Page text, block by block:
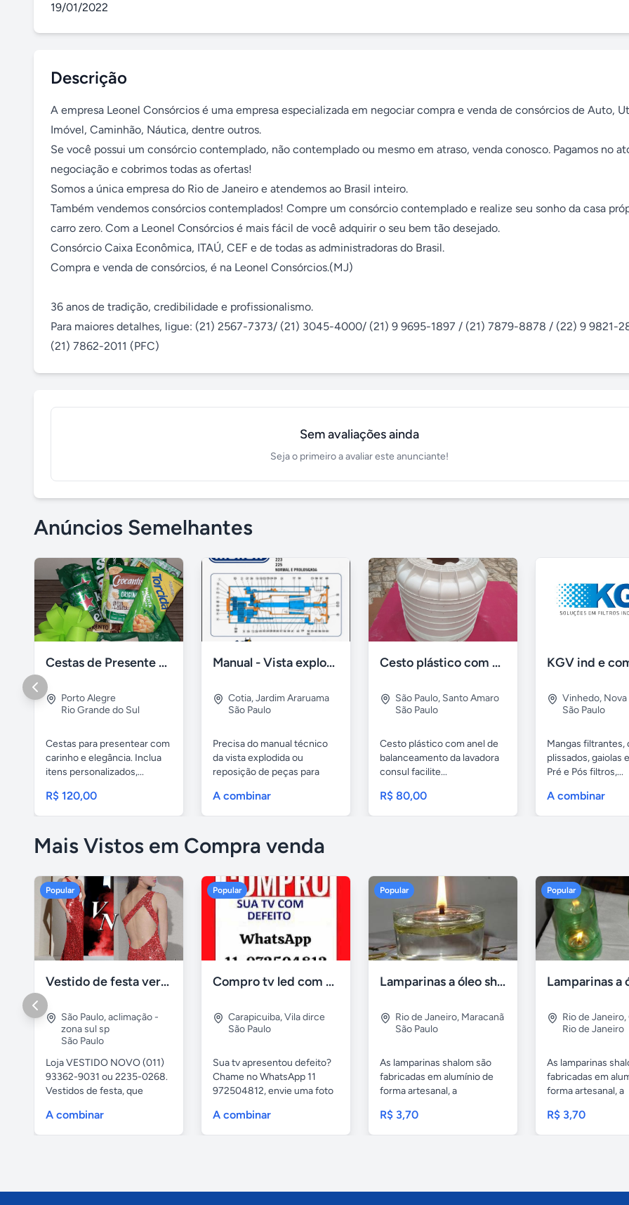
19/01/2022
Descrição
A empresa Leonel Consórcios é uma empresa especializada em negociar compra e venda de consórcios de Auto,
Imóvel, Caminhão, Náutica, dentre outros.
Se você possui um consórcio contemplado, não contemplado ou mesmo em atraso, venda conosco. Pagamos no
negociação e cobrimos todas as ofertas!
Somos a única empresa do Rio de Janeiro e atendemos ao Brasil inteiro.
Também vendemos consórcios contemplados! Compre um consórcio contemplado e realize seu sonho da casa
carro zero. Com a Leonel Consórcios é mais fácil de você adquirir o seu bem tão desejado.
Consórcio Caixa Econômica, ITAÚ, CEF e de todas as administradoras do Brasil.
Compra e venda de consórcios, é na Leonel Consórcios.(MJ)
36 anos de tradição, credibilidade e profissionalismo.
Para maiores detalhes, ligue: (21) 2567-7373/ (21) 3045-4000/ (21) 9 9695-1897 / (21) 7879-8878 / (22) 9 9821-
(21) 7862-2011 (PFC)
Sem avaliações ainda
Seja o primeiro a avaliar este anunciante!
Anúncios Semelhantes
Cestas de Presente para o Dia dos Pais
Porto Alegre
Rio Grande do Sul
Cestas para presentear com
carinho e elegância. Inclua
itens personalizados,...
R$ 120,00
Manual - Vista explodida - Talhas MUNCK
Cotia,Jardim Araruama
São Paulo
Precisa do manual técnico
da vista explodida ou
reposição de peças para
A combinar
Cesto plástico com anel de balanceamento da lavadora consul
São Paulo, Santo Amaro
São Paulo
Cesto plástico com anel de
balanceamento da lavadora
consul facilite...
R$ 80,00
Vinhedo,
São Paulo
Mangas filtrantes,
plissados, gaiolas
Pré e Pós filtros,...
A combinar
Mais Vistos em Compra venda
Popular
Vestido de festa vermelho com brilho e pedraria
São Paulo,aclimação -
zona sul sp
São Paulo
Loja VESTIDO NOVO (011)
93362-9031 ou 2235-0268.
Vestidos de festa, que
A combinar
Popular
Compro tv led com defeito
Carapicuiba,Vila dirce
São Paulo
Sua tv apresentou defeito?
Chame no WhatsApp 11
972504812, envie uma foto
A combinar
Popular
Lamparinas a óleo shalom
Rio de Janeiro, Maracanã
São Paulo
As lamparinas shalom são
fabricadas em alumínio de
forma artesanal, a
R$ 3,70
Popular
Rio de Janeiro,
Rio de Janeiro
As lamparinas
fabricadas em
forma artesanal, a
R$ 3,70